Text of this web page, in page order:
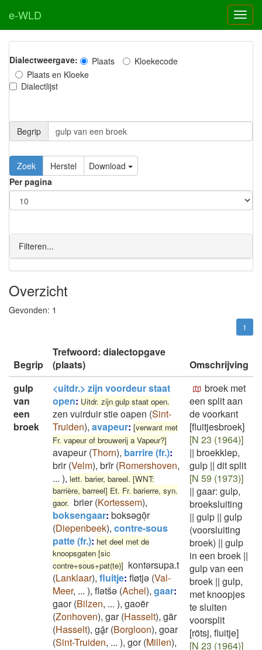
e-WLD
Dialectweergave: Plaats
Kloekecode
Plaats en Kloeke
Dialectlijst
Begrip
Zoek Herstel
Download
Per pagina
Filteren...
Overzicht
Gevonden: 1
1
Begrip
Trefwoord: dialectopgave
(plaats)
Omschrijving
gulp
van
een
broek
<uitdr.> zijn voordeur staat
open: Uitdr. zijn gulp staat open.
zen vuirduir stie oapen (Sint-
Truiden), avapeur: [verwant met
Fr. vapeur of brouwerij a Vapeur?]
avapeur(Thorn), barrire (fr.):
brir(Velm), brīr(Romershoven,
... ), lett. barier, bareel. [WNT:
barrière, barreel] Et. Fr. barierre, syn.
gaor. brier(Kortessem),
boksengaar: boksəgōͅr
(Diepenbeek), contre-sous
patte (fr.): het deel met de
knoopsgaten [sic
contre+sous+pat(te)] kontərsupa.t
(Lanklaar), fluitje: fløtjə (Val-
Meer, ... ), flətšə (Achel), gaar:
gaor(Bilzen, ... ), gaoër
(Zonhoven), gar(Hasselt), gār
(Hasselt), gḁ̄r(Borgloon), goar
(Sint-Truiden, ... ), gor(Millen),
broek met
een split aan
de voorkant
[fluitjesbroek]
[N 23 (1964)]
|| broekklep,
gulp || dit split
[N 59 (1973)]
|| gaar: gulp,
broeksluiting
|| gulp || gulp
(voorsluiting
broek) || gulp
in een broek ||
gulp van een
broek || gulp,
met knoopjes
te sluiten
voorsplit
[rötsj, fluitje]
[N 23 (1964)]